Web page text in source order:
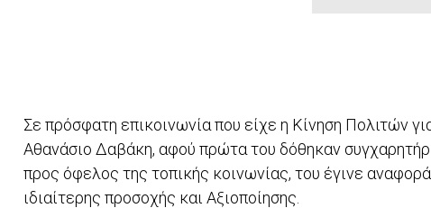
Σε πρόσφατη επικοινωνία που είχε η Κίνηση Πολιτών
Αθανάσιο Δαβάκη, αφού πρώτα του δόθηκαν
προς όφελος της τοπικής κοινωνίας, του έγινε
ιδιαίτερης προσοχής και Αξιοποίησης.